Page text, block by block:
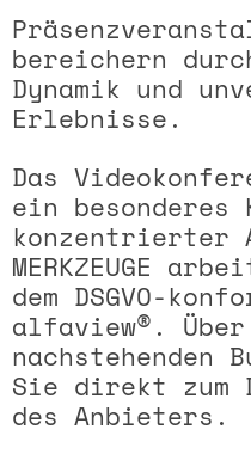
bereichern
Dynamik und
Erlebnisse.
Das
ein besonderes
konzentrierter
MERKZEUGE
dem DSGVO-
alfaview®.
nachstehenden
Sie direkt zum
des Anbieters.